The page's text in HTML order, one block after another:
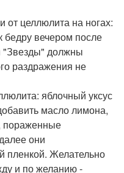
от целлюлита на ногах:
бедру вечером после
"Звезды" должны
раздражения не
яблочный уксус
масло лимона,
пораженные
они
пленкой. Желательно
и по желанию -